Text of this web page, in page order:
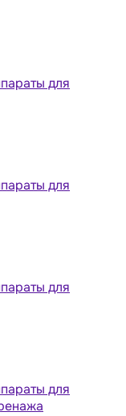
для
для
для
для